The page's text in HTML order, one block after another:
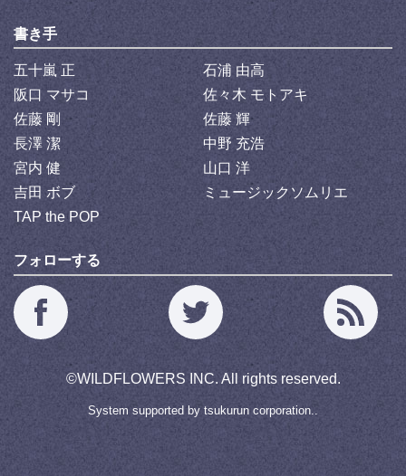
書き手
五十嵐 正
石浦 由高
阪口 マサコ
佐々木 モトアキ
佐藤 剛
佐藤 輝
長澤 潔
中野 充浩
宮内 健
山口 洋
吉田 ボブ
ミュージックソムリエ
TAP the POP
フォローする
©WILDFLOWERS INC. All rights reserved.
System supported by tsukurun corporation..